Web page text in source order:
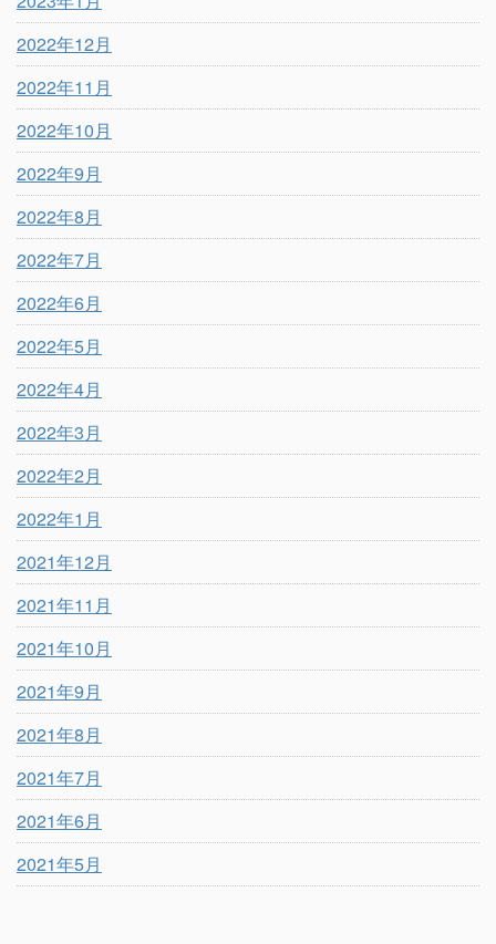
2022年12月
2022年11月
2022年10月
2022年9月
2022年8月
2022年7月
2022年6月
2022年5月
2022年4月
2022年3月
2022年2月
2022年1月
2021年12月
2021年11月
2021年10月
2021年9月
2021年8月
2021年7月
2021年6月
2021年5月